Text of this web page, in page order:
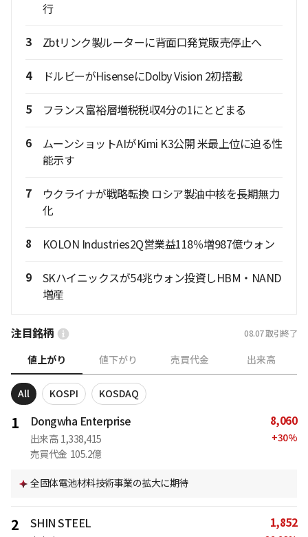
行
3 Zbtリンク製ルーターに背面口発覚販売停止へ
4 ドルビーがHisenseにDolby Vision 2初搭載
5 フランス富裕層増税税収4分の1にとどまる
6
ムーンショットAIがKimi K3公開 米最上位に迫る性
能示す
7
ウクライナが戦略転換 ロシア製油中核を長期無力
化
8 KOLON Industries2Q営業益118％増987億ウォン
9
SKハイニックスが54兆ウォン投資しHBM・NAND
増産
注目銘柄 08.07取引終了
値上がり 値下がり 売買代金 出来高
All KOSPI KOSDAQ
1 Dongwha Enterprise
出来高 1,338,415
売買代金 105.2億
8,060
+30%
全固体電池材料技術事業の拡大に期待
2 SHIN STEEL 1,852